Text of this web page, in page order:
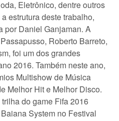
Eletrônico, dentre outros
estrutura deste trabalho,
por Daniel Ganjaman. A
Roberto Barreto,
foi um dos grandes
2016. Também neste ano,
Multishow de Música
Melhor Hit e Melhor Disco.
do game Fifa 2016
System no Festival